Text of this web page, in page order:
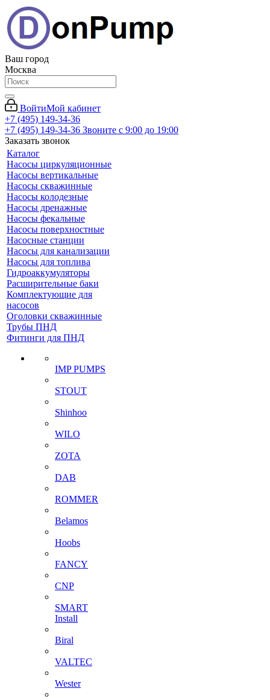
Ваш город
Москва
ВойтиМой кабинет
+7 (495) 149-34-36
+7 (495) 149-34-36 Звоните с 9:00 до 19:00
Заказать звонок
Каталог
Насосы циркуляционные
Насосы вертикальные
Насосы скважинные
Насосы колодезные
Насосы дренажные
Насосы фекальные
Насосы поверхностные
Насосные станции
Насосы для канализации
Насосы для топлива
Гидроаккумуляторы
Расширительные баки
Комплектующие для
насосов
Оголовки скважинные
Трубы ПНД
Фитинги для ПНД
IMP PUMPS
STOUT
Shinhoo
WILO
ZOTA
DAB
ROMMER
Belamos
Hoobs
FANCY
CNP
SMART
Install
Biral
VALTEC
Wester